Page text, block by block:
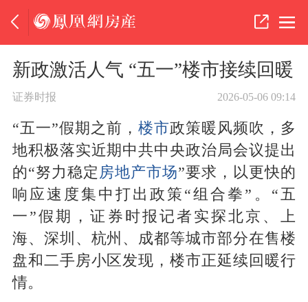
新政激活人气 “五一”楼市接续回暖
证券时报 2026-05-06 09:14
“五一”假期之前， 楼市政策暖风频吹，多
地积极落实近期中共中央政治局会议提出
的“努力稳定 房地产市场”要求，以更快的
响应速度集中打出政策“组合拳”。“五
一”假期，证券时报记者实探北京、上
海、深圳、杭州、成都等城市部分在售楼
盘和二手房小区发现，楼市正延续回暖行
情。